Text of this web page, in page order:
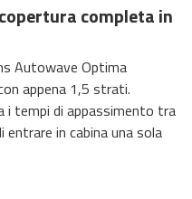
completa in
Autowave Optima
appena 1,5 strati.
i tempi di appassimento tra
in cabina una sola